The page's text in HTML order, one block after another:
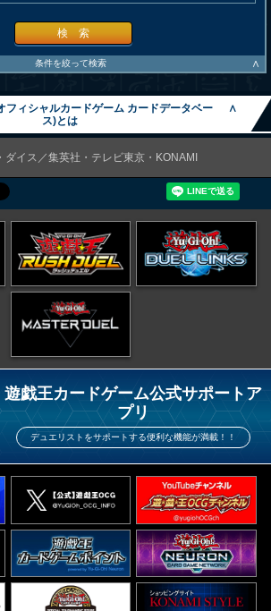
検 索
条件を絞って検索 ∧
フィシャルカードゲーム カードデータベー
ス)とは
∧
イス／集英社・テレビ東京・KONAMI
遊戯王カードゲーム公式サポートア
プリ
デュエリストをサポートする便利な機能が満載！！